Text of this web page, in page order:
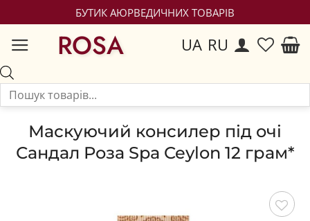
БУТИК АЮРВЕДИЧНИХ ТОВАРІВ
ROSA UA RU
Маскуючий консилер під очі
Сандал Роза Spa Ceylon 12 грам*